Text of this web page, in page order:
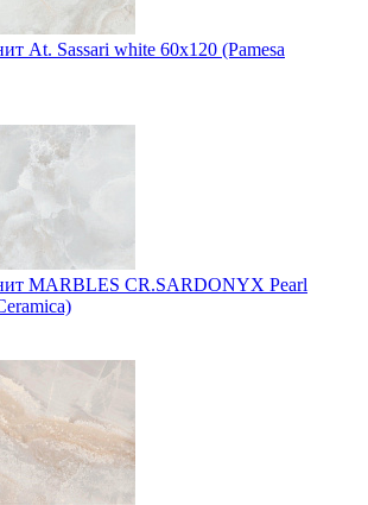
At. Sassari white 60x120 (Pamesa
MARBLES CR.SARDONYX Pearl